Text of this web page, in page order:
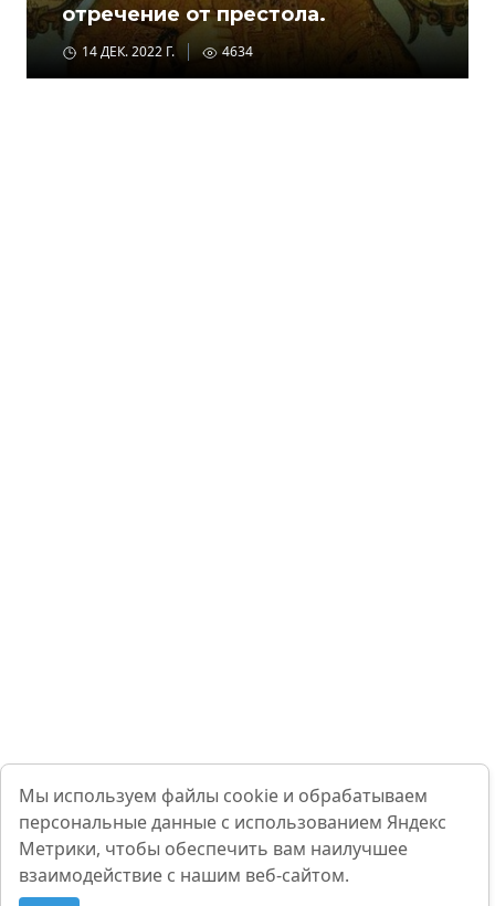
отречение от престола.
14 ДЕК. 2022 Г. 4634
Мы используем файлы cookie и обрабатываем
персональные данные с использованием Яндекс
Метрики, чтобы обеспечить вам наилучшее
взаимодействие с нашим веб-сайтом.